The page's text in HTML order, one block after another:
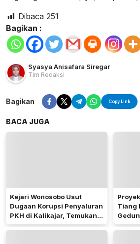
Dibaca 251
Bagikan :
Syasya Anisafara Siregar
Tim Redaksi
Bagikan Copy Link
BACA JUGA
Kejari Wonosobo Usut
Dugaan Korupsi Penyaluran
PKH di Kalikajar, Temukan
Hampir 600 Kartu ATM
Tiang